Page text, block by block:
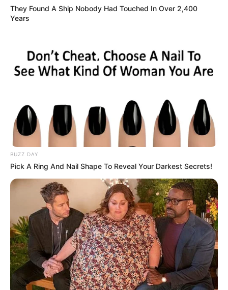
(foto: instagram/steffy_ai)
FAQ
Siapa Stefanny Aay (Steffy Ai)?
Dia adalah aktris, penyanyi, presenter kelahiran Bandung, Jawa
Siapa nama asli Stefanny Aay (Steffy Ai)?
Nama aslinya adalah Stefanny Margaretha Aay.
Apa yang membuat Stefanny Aay (Steffy Ai)menjadi
terkenal?
Dia terkenal karena membergirl groupCherrybelle.
They Found A Ship Nobody Had Touched In Over 2,400
Years
BUZZ DAY
Pick A Ring And Nail Shape To Reveal Your Darkest Secrets!